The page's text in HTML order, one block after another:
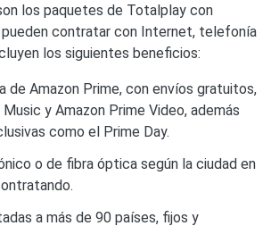
los paquetes de Totalplay con
pueden contratar con Internet, telefonía
los siguientes beneficios:
de Amazon Prime, con envíos gratuitos,
y Amazon Prime Video, además
como el Prime Day.
o de fibra óptica según la ciudad en
a más de 90 países, fijos y